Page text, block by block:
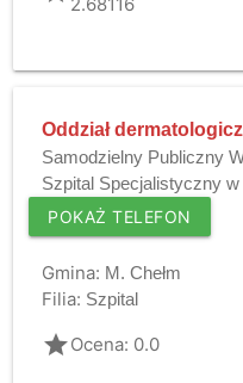
2.68116
Oddział
Samodzielny Publiczny
Szpital Specjalistyczny w
POKAŻ TELEFON
Gmina: M. Chełm
Filia: Szpital
gradeOcena: 0.0